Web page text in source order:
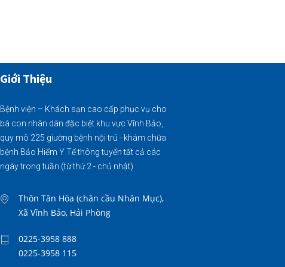
Giới Thiệu
Bệnh viện – Khách sạn cao cấp phục vụ cho
bà con nhân dân đặc biệt khu vực Vĩnh Bảo,
quy mô 225 giường bệnh nội trú - khám chữa
bệnh Bảo Hiểm Y Tế thông tuyến tất cả các
ngày trong tuần (từ thứ 2 - chủ nhật)
Thôn Tân Hòa (chân cầu Nhân Mục),
Xã Vĩnh Bảo, Hải Phòng
0225-3958 888
0225-3958 115